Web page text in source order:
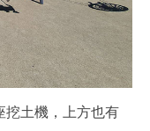
挖土機，上方也有